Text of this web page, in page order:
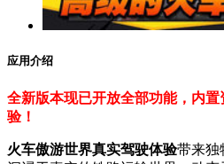
应用介绍
全新版本现已开放全部功能，内
验！
火车傲游世界真实驾驶体验带来独